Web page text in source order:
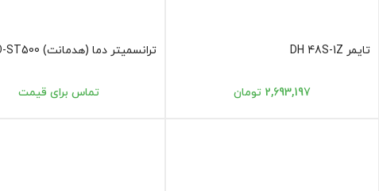
تایمر DH 48S-1Z
2,693,197 تومان
ترانسمیتر دما (هدمانت) ATO-ST500
تماس برای قیمت